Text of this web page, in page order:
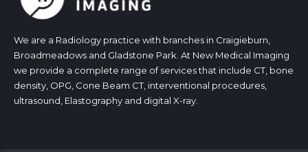
We are a Radiology practice with branches in Craigieburn,
Broadmeadows and Gladstone Park. At New Medical Imaging
we provide a complete range of services that include CT, bone
density, OPG, Cone Beam CT, interventional procedures,
ultrasound, Elastography and digital X-ray.